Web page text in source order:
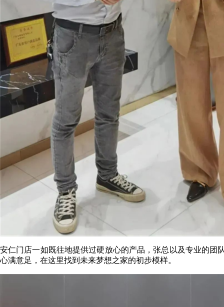
安仁门店一如既往地提供过硬放心的产品，张总以及专业的
心满意足，在这里找到未来梦想之家的初步模样。